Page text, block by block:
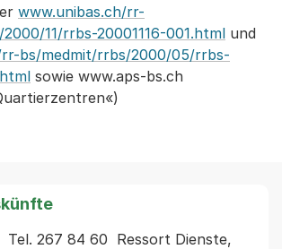
www.unibas.ch/rr-
11/rrbs-20001116-001.html und
rr-bs/medmit/rrbs/2000/05/rrbs-
sowie www.aps-bs.ch
Tel. 267 84 60  Ressort Dienste,